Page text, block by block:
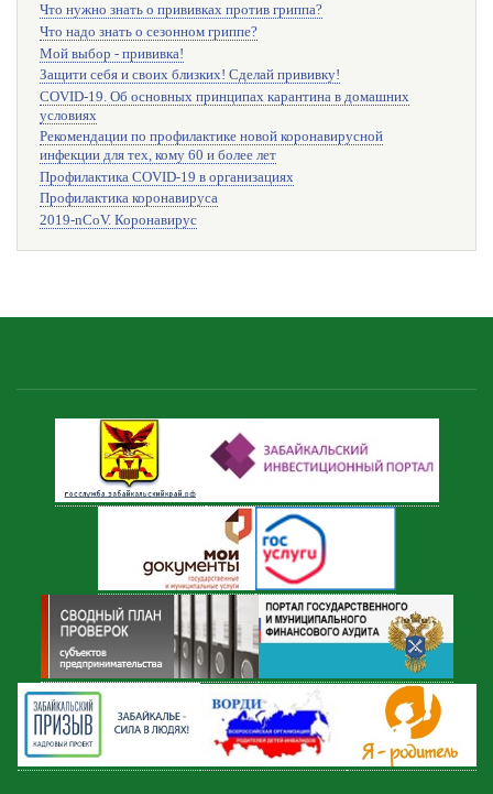
Что нужно знать о прививках против гриппа?
Что надо знать о сезонном гриппе?
Мой выбор - прививка!
Защити себя и своих близких! Сделай прививку!
COVID-19. Об основных принципах карантина в домашних
условиях
Рекомендации по профилактике новой коронавирусной
инфекции для тех, кому 60 и более лет
Профилактика COVID-19 в организациях
Профилактика коронавируса
2019-nCoV. Коронавирус